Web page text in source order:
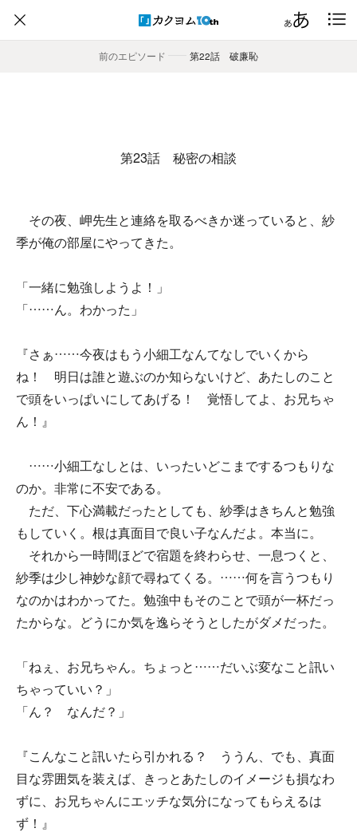
前のエピソード
―― 第22話 破廉恥
第23話 秘密の相談
その夜、岬先生と連絡を取るべきか迷っていると、紗
季が俺の部屋にやってきた。
「一緒に勉強しようよ！」
「……ん。わかった」
『さぁ……今夜はもう小細工なんてなしでいくから
ね！ 明日は誰と遊ぶのか知らないけど、あたしのこと
で頭をいっぱいにしてあげる！ 覚悟してよ、お兄ちゃ
ん！』
……小細工なしとは、いったいどこまでするつもりな
のか。非常に不安である。
ただ、下心満載だったとしても、紗季はきちんと勉強
もしていく。根は真面目で良い子なんだよ。本当に。
それから一時間ほどで宿題を終わらせ、一息つくと、
紗季は少し神妙な顔で尋ねてくる。……何を言うつもり
なのかはわかってた。勉強中もそのことで頭が一杯だっ
たからな。どうにか気を逸らそうとしたがダメだった。
「ねぇ、お兄ちゃん。ちょっと……だいぶ変なこと訊い
ちゃっていい？」
「ん？ なんだ？」
『こんなこと訊いたら引かれる？ ううん、でも、真面
目な雰囲気を装えば、きっとあたしのイメージも損なわ
ずに、お兄ちゃんにエッチな気分になってもらえるは
ず！』